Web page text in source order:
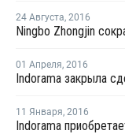
24 Августа, 2016
01 Апреля, 2016
11 Января, 2016